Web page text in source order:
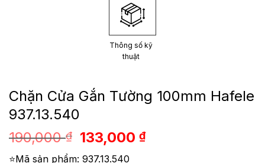
Thông số kỹ
thuật
Chặn Cửa Gắn Tường 100mm Hafele
937.13.540
190,000₫
Giá
gốc
133,000₫Giá
⭐Mã sản phẩm: 937.13.540